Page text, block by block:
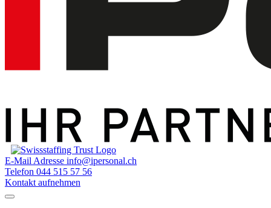
E-Mail Adresse info@ipersonal.ch
Telefon 044 515 57 56
Kontakt aufnehmen